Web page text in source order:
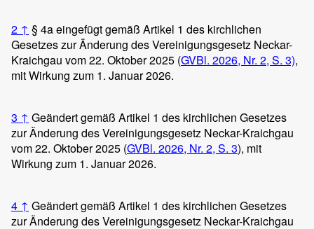
2 ↑ § 4a eingefügt gemäß Artikel 1 des kirchlichen
Gesetzes zur Änderung des Vereinigungsgesetz Neckar-
Kraichgau vom 22. Oktober 2025 (GVBl. 2026, Nr. 2, S. 3),
mit Wirkung zum 1. Januar 2026.
3 ↑ Geändert gemäß Artikel 1 des kirchlichen Gesetzes
zur Änderung des Vereinigungsgesetz Neckar-Kraichgau
vom 22. Oktober 2025 (GVBl. 2026, Nr. 2, S. 3), mit
Wirkung zum 1. Januar 2026.
4 ↑ Geändert gemäß Artikel 1 des kirchlichen Gesetzes
zur Änderung des Vereinigungsgesetz Neckar-Kraichgau